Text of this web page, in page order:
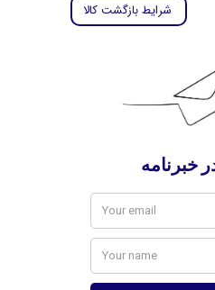
شرایط بازگشت کالا